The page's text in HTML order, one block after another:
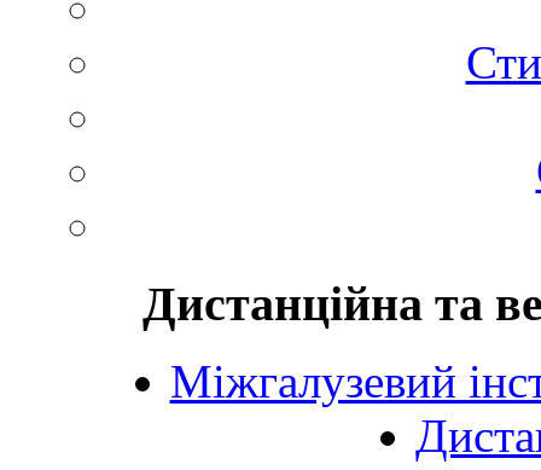
Дистанційна та
Міжгалузевий